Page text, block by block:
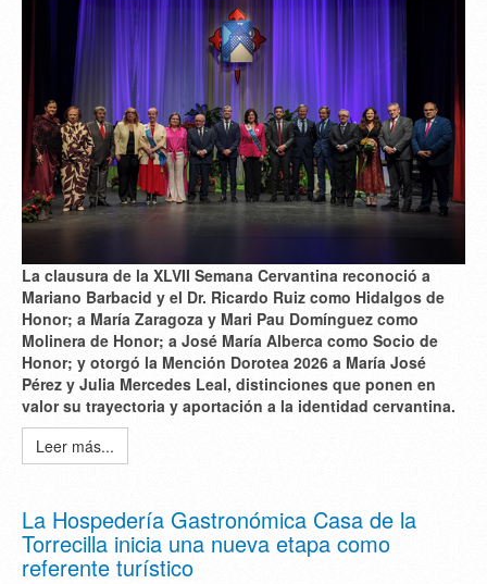
La clausura de la XLVII Semana Cervantina reconoció a
Mariano Barbacid y el Dr. Ricardo Ruiz como Hidalgos de
Honor; a María Zaragoza y Mari Pau Domínguez como
Molinera de Honor; a José María Alberca como Socio de
Honor; y otorgó la Mención Dorotea 2026 a María José
Pérez y Julia Mercedes Leal, distinciones que ponen en
valor su trayectoria y aportación a la identidad cervantina.
Leer más...
La Hospedería Gastronómica Casa de la
Torrecilla inicia una nueva etapa como
referente turístico